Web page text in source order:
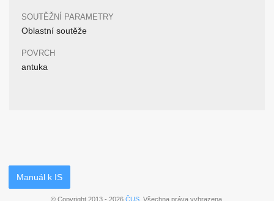
SOUTĚŽNÍ PARAMETRY
Oblastní soutěže
POVRCH
antuka
Manuál k IS
© Copyright 2013 - 2026 ČUS. Všechna práva vyhrazena.